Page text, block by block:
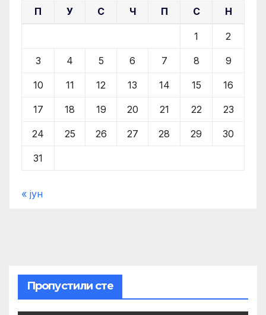
П У С Ч П С Н
1 2
3 4 5 6 7 8 9
10 11 12 13 14 15 16
17 18 19 20 21 22 23
24 25 26 27 28 29 30
31
« јун
Пропустили сте